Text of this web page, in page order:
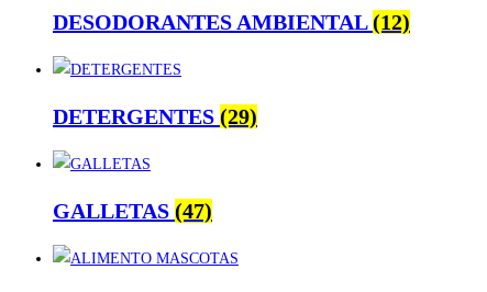
DESODORANTES AMBIENTAL(12)
DETERGENTES (29)
GALLETAS (47)